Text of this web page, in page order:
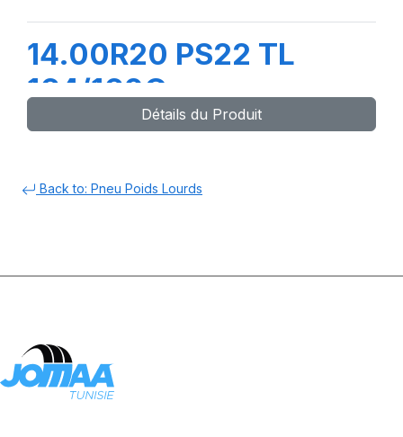
14.00R20 PS22 TL
164/160G
Détails du Produit
Back to: Pneu Poids Lourds